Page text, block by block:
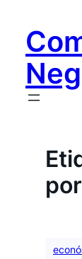
contenido